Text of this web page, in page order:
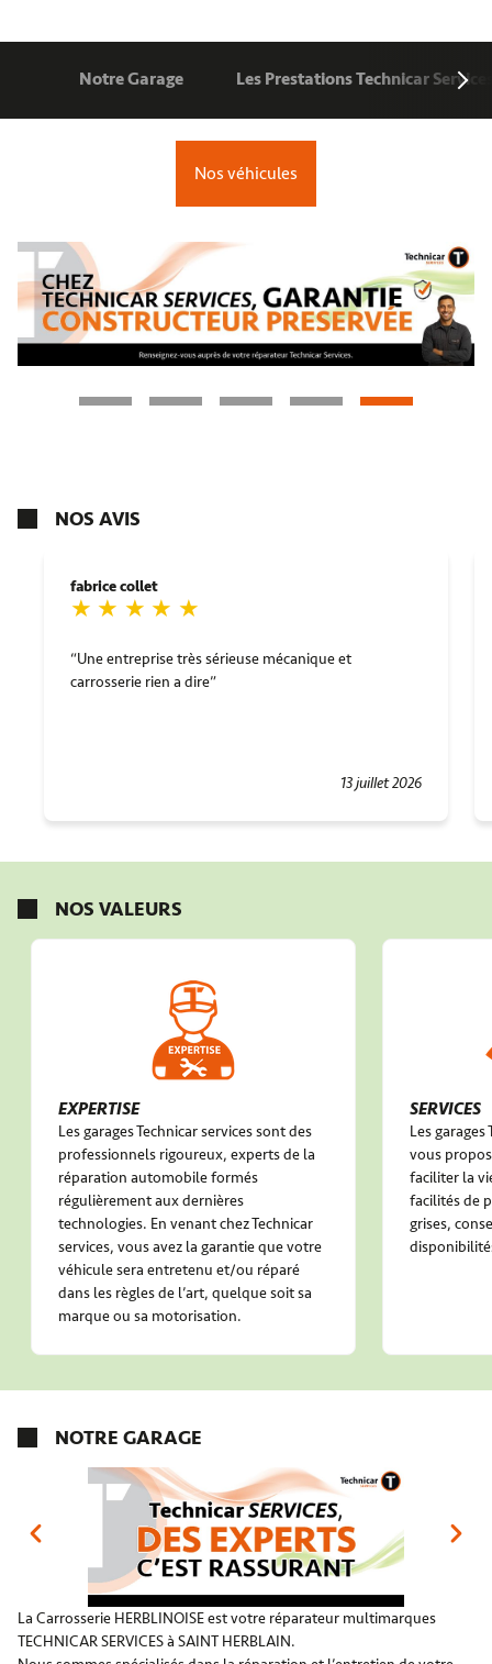
Notre Garage Les Prestations Technicar
Nos véhicules
NOS AVIS
fabrice collet
13 juillet 2026
Une entreprise très sérieuse mécanique et
carrosserie rien a dire
NOS VALEURS
EXPERTISE
Les garages Technicar services sont des
professionnels rigoureux, experts de la
réparation automobile formés
régulièrement aux dernières
technologies. En venant chez Technicar
services, vous avez la garantie que votre
véhicule sera entretenu et/ou réparé
dans les règles de l’art, quelque soit sa
marque ou sa motorisation.
SERVICES
Les
vous
faciliter la
facilités de
grises,
NOTRE GARAGE
La Carrosserie HERBLINOISE est votre réparateur multimarques
TECHNICAR SERVICES à SAINT HERBLAIN.